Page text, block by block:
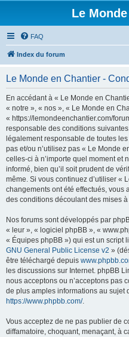
Le
FAQ
Index du forum
Le Monde en Chantier -
En accédant à « Le Monde en
« notre », « nos », « Le Monde en
« https://lemondeenchantier.com/
responsable des conditions
légalement responsable de toutes
pas et/ou n’utilisez pas « Le Monde
celles-ci à n’importe quel moment et
informé, bien qu’il soit prudent de
même. Si vous continuez d’utiliser «
changements ont été effectués, vous
des conditions découlant des mises
Nos forums sont développés par
« leur », « logiciel phpBB », «
« Équipes phpBB ») qui est un script
GNU General Public License v2 »
être téléchargé depuis
les discussions sur Internet. phpBB
nous acceptons ou n’acceptons pas
de plus amples informations au sujet
https://www.phpbb.com/.
Vous acceptez de ne pas publier de
diffamatoire, choquant, menaçant, à